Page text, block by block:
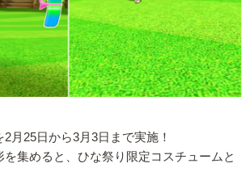
月25日から3月3日まで実施！
集めると、ひな祭り限定コスチュームと